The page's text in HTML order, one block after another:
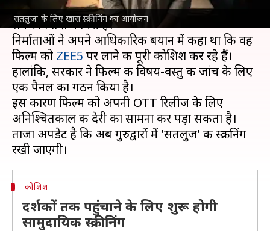
'सतलुज' के लिए खास स्क्रीनिंग का आयोजन
दिलजीत दोसांझकी फिल्म 'सतलुज' अपनी रिलीज को
लेकर विवादों में घिरी है।
निर्माताओं ने अपने आधिकारिक बयान में कहा था कि वह
फिल्म को ZEE5 पर लाने की पूरी कोशिश कर रहे हैं।
हालांकि, सरकार ने फिल्म की विषय-वस्तु की जांच के लिए
एक पैनल का गठन किया है।
इस कारण फिल्म को अपनी OTT रिलीज के लिए
अनिश्चितकाल की देरी का सामना कर पड़ा सकता है।
ताजा अपडेट है कि अब गुरुद्वारों में 'सतलुज' की स्क्रीनिंग
कोशिश
दर्शकों तक पहुंचाने के लिए शुरू होगी
सामुदायिक स्क्रीनिंग